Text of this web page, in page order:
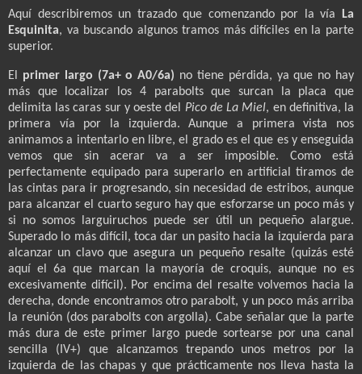
Aquí describiremos un trazado que comenzando por la vía
La
Esquinita, va buscando algunos tramos más difíciles en la parte
superior.
El primer largo (7a+ o A0/6a) no tiene pérdida, ya que no hay
más que localizar los 4 parabolts que surcan la placa que
delimita las caras sur y oeste del Pico de La Miel, en definitiva, la
primera vía por la izquierda. Aunque a primera vista nos
animamos a intentarlo en libre, el grado es el que es y enseguida
vemos que sin acerar va a ser imposible. Como está
perfectamente equipado para superarlo en artificial tiramos de
las cintas para ir progresando, sin necesidad de estribos, aunque
para alcanzar el cuarto seguro hay que esforzarse un poco más y
si no somos larguiruchos puede ser útil un pequeño alargue.
Superado lo más difícil, toca dar un pasito hacia la izquierda para
alcanzar un clavo que asegura un pequeño resalte (quizás esté
aquí el 6a que marcan la mayoría de croquis, aunque no es
excesivamente difícil). Por encima del resalte volvemos hacia la
derecha, donde encontramos otro parabolt, y un poco más arriba
la reunión (dos parabolts con argolla). Cabe señalar que la parte
más dura de este primer largo puede sortearse por una canal
sencilla (IV+) que alcanzamos trepando unos metros por la
izquierda de las chapas y que prácticamente nos lleva hasta la